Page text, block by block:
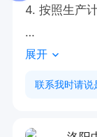
4. 按照生产
任职要求：
1. 具有2年
展开
联系我时请说